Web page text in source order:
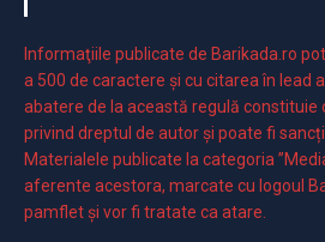
Informaţiile publicate de Barikada.ro
a 500 de caractere şi cu citarea în lead
abatere de la această regulă constituie
privind dreptul de autor și poate fi
Materialele publicate la categoria
aferente acestora, marcate cu logoul
pamflet și vor fi tratate ca atare.